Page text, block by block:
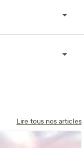
Lire tous nos articles